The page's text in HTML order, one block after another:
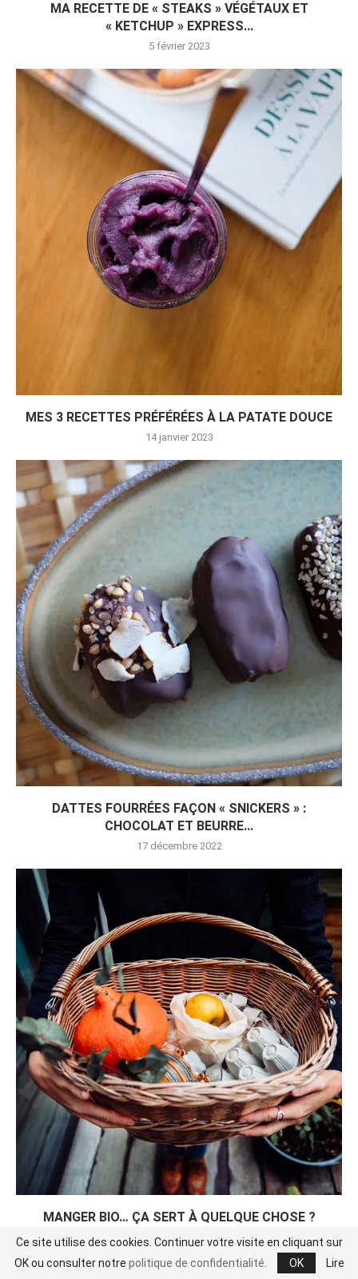
MA RECETTE DE « STEAKS » VÉGÉTAUX ET
« KETCHUP » EXPRESS...
5 février 2023
MES 3 RECETTES PRÉFÉRÉES À LA PATATE DOUCE
14 janvier 2023
DATTES FOURRÉES FAÇON « SNICKERS » :
CHOCOLAT ET BEURRE...
17 décembre 2022
MANGER BIO… ÇA SERT À QUELQUE CHOSE ?
30 avril 2022
Ce site utilise des cookies. Continuer votre visite en cliquant sur
OK ou consulter notre politique de confidentialité OK Lire